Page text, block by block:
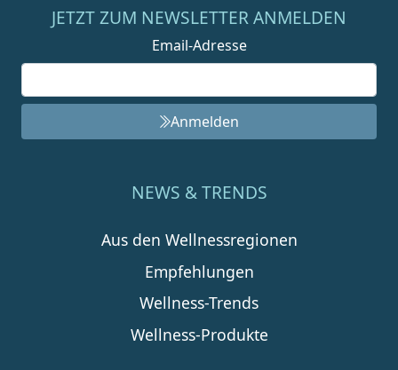
JETZT ZUM NEWSLETTER ANMELDEN
Email-Adresse
Anmelden
NEWS & TRENDS
Aus den Wellnessregionen
Empfehlungen
Wellness-Trends
Wellness-Produkte